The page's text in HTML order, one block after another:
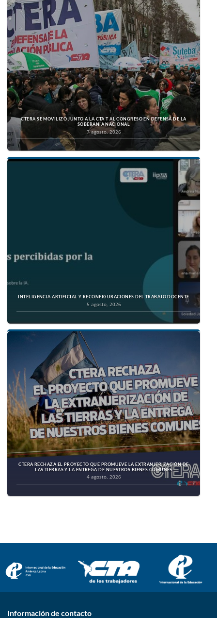
CTERA SE MOVILIZÓ JUNTO A LA CTA T AL CONGRESO EN DEFENSA DE LA
SOBERANÍA NACIONAL
7 agosto, 2026
INTELIGENCIA ARTIFICIAL Y RECONFIGURACIONES DEL TRABAJO DOCENTE
5 agosto, 2026
CTERA RECHAZA EL PROYECTO QUE PROMUEVE LA EXTRANJERIZACIÓN DE
LAS TIERRAS Y LA ENTREGA DE NUESTROS BIENES COMUNES
4 agosto, 2026
Información de contacto